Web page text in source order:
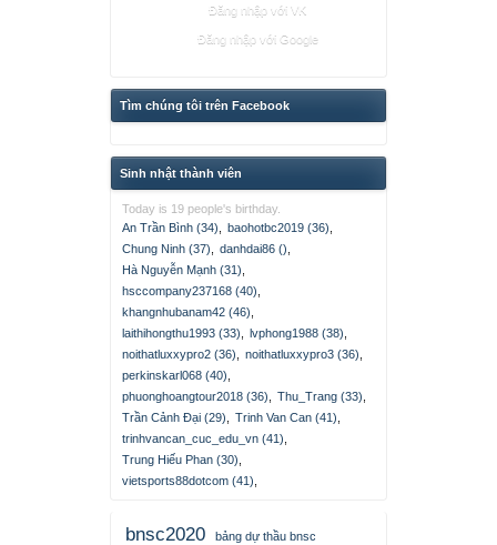
Đăng nhập với VK
Đăng nhập với Google
Tìm chúng tôi trên Facebook
Sinh nhật thành viên
Today is 19 people's birthday.
An Trần Bình (34)
baohotbc2019 (36)
Chung Ninh (37)
danhdai86 ()
Hà Nguyễn Mạnh (31)
hsccompany237168 (40)
khangnhubanam42 (46)
laithihongthu1993 (33)
lvphong1988 (38)
noithatluxxypro2 (36)
noithatluxxypro3 (36)
perkinskarl068 (40)
phuonghoangtour2018 (36)
Thu_Trang (33)
Trần Cảnh Đại (29)
Trinh Van Can (41)
trinhvancan_cuc_edu_vn (41)
Trung Hiếu Phan (30)
vietsports88dotcom (41)
bnsc2020
bảng dự thầu bnsc